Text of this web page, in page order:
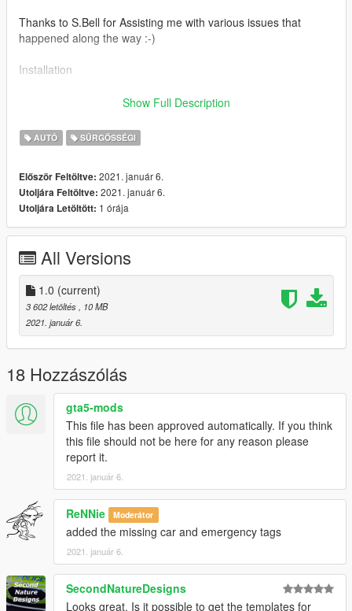
Thanks to S.Bell for Assisting me with various issues that
happened along the way :-)
Installation
For the Car Installation Place the files in :
mods/update/x64/dlcpacks/patchday24ng/dlc.rpf/x64/levels/gta
5/vehicles.rpf/
Hope you Enjoy !
Show Full Description
AUTÓ SŰRGŐSSÉGI
Először Feltöltve: 2021. január 6.
Utoljára Feltöltve: 2021. január 6.
Utoljára Letöltött: 1 órája
All Versions
1.0 (current)
3 602 letöltés
, 10 MB
2021. január 6.
18 Hozzászólás
gta5-mods
This file has been approved automatically. If you think
this file should not be here for any reason please
report it.
2021. január 6.
ReNNie Moderátor
added the missing car and emergency tags
2021. január 6.
SecondNatureDesigns
Looks great. Is it possible to get the templates for